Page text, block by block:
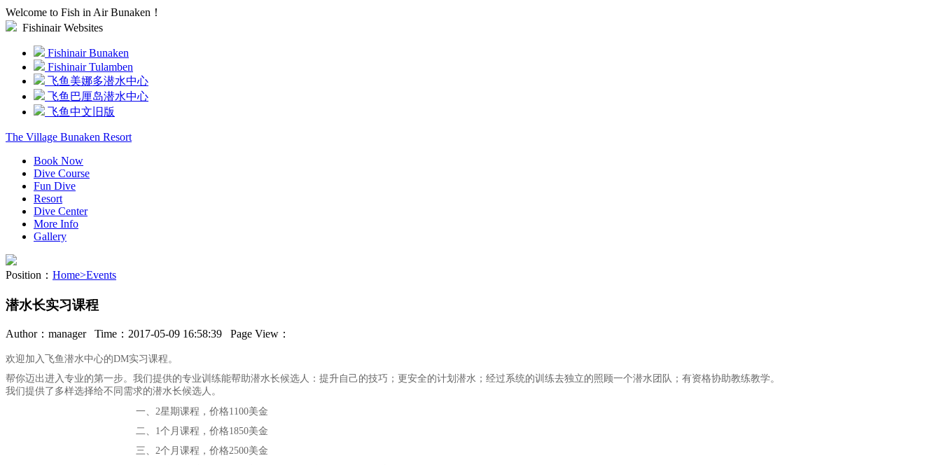
Welcome to Fish in Air Bunaken！
Fishinair Websites
Fishinair Bunaken
Fishinair Tulamben
飞鱼美娜多潜水中心
飞鱼巴厘岛潜水中心
飞鱼中文旧版
The Village Bunaken Resort
Book Now
Dive Course
Fun Dive
Resort
Dive Center
More Info
Gallery
Position： Home>Events
潜水长实习课程
Author：manager Time：2017-05-09 16:58:39 Page View：
欢迎加入飞鱼潜水中心的DM实习课程。
帮你迈出进入专业的第一步。我们提供的专业训练能帮助潜水长候选人：提升自己的技巧；更安全的计划潜水；经过系统的训练去独立的照顾一个潜水团队；有资格协助教练教学。
我们提供了多样选择给不同需求的潜水长候选人。
一、2星期课程，价格1100美金
二、1个月课程，价格1850美金
三、2个月课程，价格2500美金